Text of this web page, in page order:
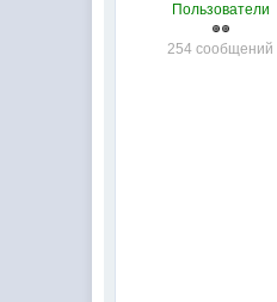
Пользователи
254 сообщений